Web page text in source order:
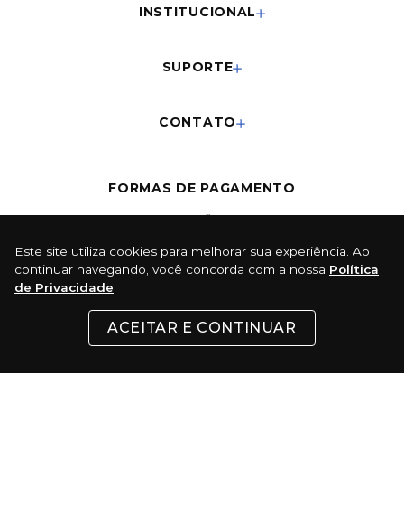
Este site utiliza cookies para melhorar sua experiência. Ao
continuar navegando, você concorda com a nossa Política
de Privacidade
ACEITAR E CONTINUAR
INSTITUCIONAL
SUPORTE
CONTATO
FORMAS DE PAGAMENTO
Cartões
Com 5% de desconto
Boleto